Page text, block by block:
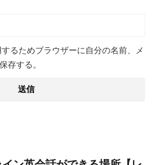
るためブラウザーに自分の名前、メ
存する。